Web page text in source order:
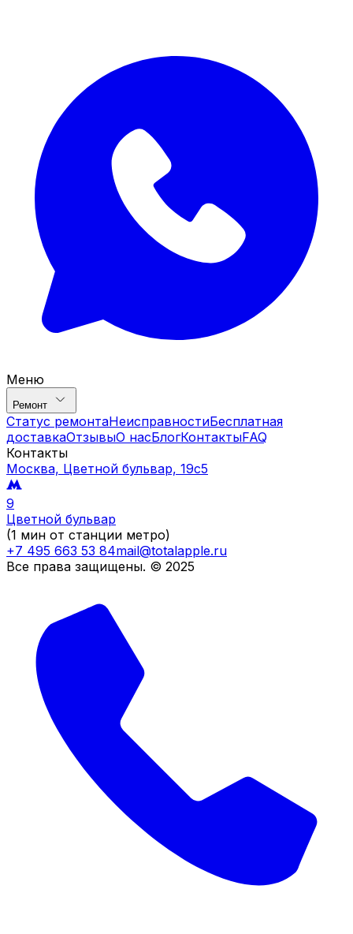
Меню
Ремонт
Статус ремонтаНеисправностиБесплатная
доставкаОтзывыО насБлогКонтактыFAQ
Контакты
Москва, Цветной бульвар, 19c5
9
Цветной бульвар
(1 мин от станции метро)
+7 495 663 53 84mail@totalapple.ru
Все права защищены. © 2025